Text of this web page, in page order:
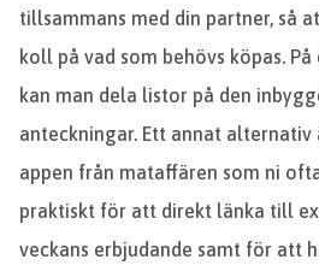
tillsammans med din partner, så
koll på vad som behövs köpas.
kan man dela listor på den
anteckningar. Ett annat alternativ
appen från mataffären som ni
praktiskt för att direkt länka till
veckans erbjudande samt för att